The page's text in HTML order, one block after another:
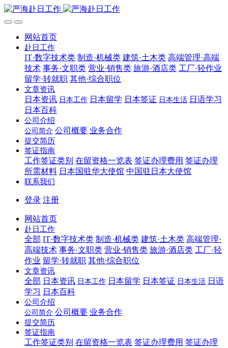
网站首页
赴日工作
IT·数字技术类 制造·机械类 建筑·土木类 高端管理·高端
技术 事务·文职类 营业·销售类 旅游·酒店类 工厂·轻作业
留学·转就职 其他·综合职位
文章资讯
日本资讯 日本工作 日本留学 日本签证 日本生活 日语学习
日本百科
公司介绍
公司简介 公司概要 业务合作
提交简历
签证指南
工作签证类别 在留资格一览表 签证办理费用 签证办理
所需材料 日本国驻华大使馆 中国驻日本大使馆
联系我们
登录 注册
网站首页
赴日工作
全部 IT·数字技术类 制造·机械类 建筑·土木类 高端管理·
高端技术 事务·文职类 营业·销售类 旅游·酒店类 工厂·轻
作业 留学·转就职 其他·综合职位
文章资讯
全部 日本资讯 日本工作 日本留学 日本签证 日本生活 日语
学习 日本百科
公司介绍
公司简介 公司概要 业务合作
提交简历
签证指南
工作签证类别 在留资格一览表 签证办理费用 签证办理